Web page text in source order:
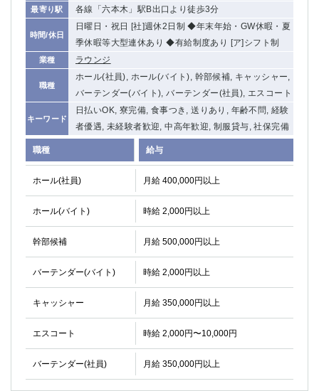
最寄り駅 各線「六本木」駅B出口より徒歩3分
時間/休日
日曜日・祝日 [社]週休2日制 ◆年末年始・GW休暇・夏
季休暇等大型連休あり ◆有給制度あり [ア]シフト制
業種 ラウンジ
職種
ホール(社員), ホール(バイト), 幹部候補, キャッシャー,
バーテンダー(バイト), バーテンダー(社員), エスコート
キーワード
日払いOK, 寮完備, 食事つき, 送りあり, 年齢不問, 経験
者優遇, 未経験者歓迎, 中高年歓迎, 制服貸与, 社保完備
職種 給与
ホール(社員) 月給 400,000円以上
ホール(バイト) 時給 2,000円以上
幹部候補 月給 500,000円以上
バーテンダー(バイト) 時給 2,000円以上
キャッシャー 月給 350,000円以上
エスコート 時給 2,000円〜10,000円
バーテンダー(社員) 月給 350,000円以上
立川（南口）
新宿
西葛西
中野
葛西
府中
ひばりヶ丘（北口）
学芸大学
吉祥寺（南口／公園口） 小作・羽村・福生エリア
自由が丘
吉祥寺（北口／東口）
錦糸町南口
下北沢・経堂
金町（北口）
成増駅徒歩3分の好立地！①JR埼京線「赤羽駅」から徒歩2分 ②東
三軒茶屋（南口）
①歌舞伎町 ②新宿 ③新宿三丁目 ④西
①歌舞伎町 ②新宿 ③西部新宿 ③東新宿
蒲田(西口)
清瀬（南口）
①東武練馬 ②成増・板橋 ③大山 ②池袋
池袋東口
金町
大井町
大泉学園
下赤塚
竹ノ塚
三鷹
新小岩
幡ヶ谷
祖師ヶ谷大蔵
小岩